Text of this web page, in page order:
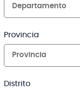
Departamento
Provincia
Provincia
Distrito